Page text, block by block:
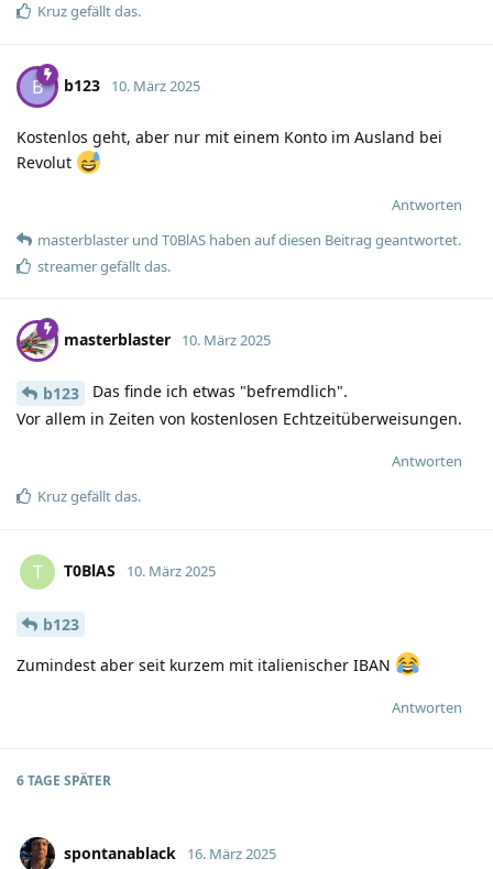
Kruzgefällt das.
B b123 10. März 2025
Kostenlos geht, aber nur mit einem Konto im Ausland bei
Revolut
Antworten
masterblaster und T0BlAS haben auf diesen Beitrag geantwortet.
streamergefällt das.
masterblaster 10. März 2025
b123
Das finde ich etwas "befremdlich".
Vor allem in Zeiten von kostenlosen Echtzeitüberweisungen.
Antworten
Kruzgefällt das.
T T0BlAS 10. März 2025
b123
Zumindest aber seit kurzem mit italienischer IBAN
Antworten
6 TAGE SPÄTER
spontanablack 16. März 2025